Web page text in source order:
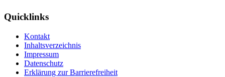
Quicklinks
Kontakt
Inhaltsverzeichnis
Impressum
Datenschutz
Erklärung zur Barrierefreiheit